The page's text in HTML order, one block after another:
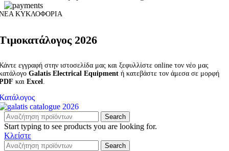
ΚΥΚΛΟΦΟΡΙΑ
2026
εγγραφή στην ιστοσελίδα μας και ξεφυλλίστε online τον νέο μας
Galatis Electrical Equipment ή κατεβάστε τον άμεσα σε μορφή
και Excel
Search
Start typing to see products you are looking for.
Κλείστε
Search